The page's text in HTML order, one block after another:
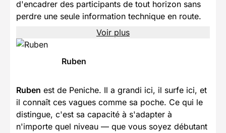
d'encadrer des participants de tout horizon sans
perdre une seule information technique en route.
Voir plus
Ruben
Ruben est de Peniche. Il a grandi ici, il surfe ici, et
il connaît ces vagues comme sa poche. Ce qui le
distingue, c'est sa capacité à s'adapter à
n'importe quel niveau — que vous soyez débutant